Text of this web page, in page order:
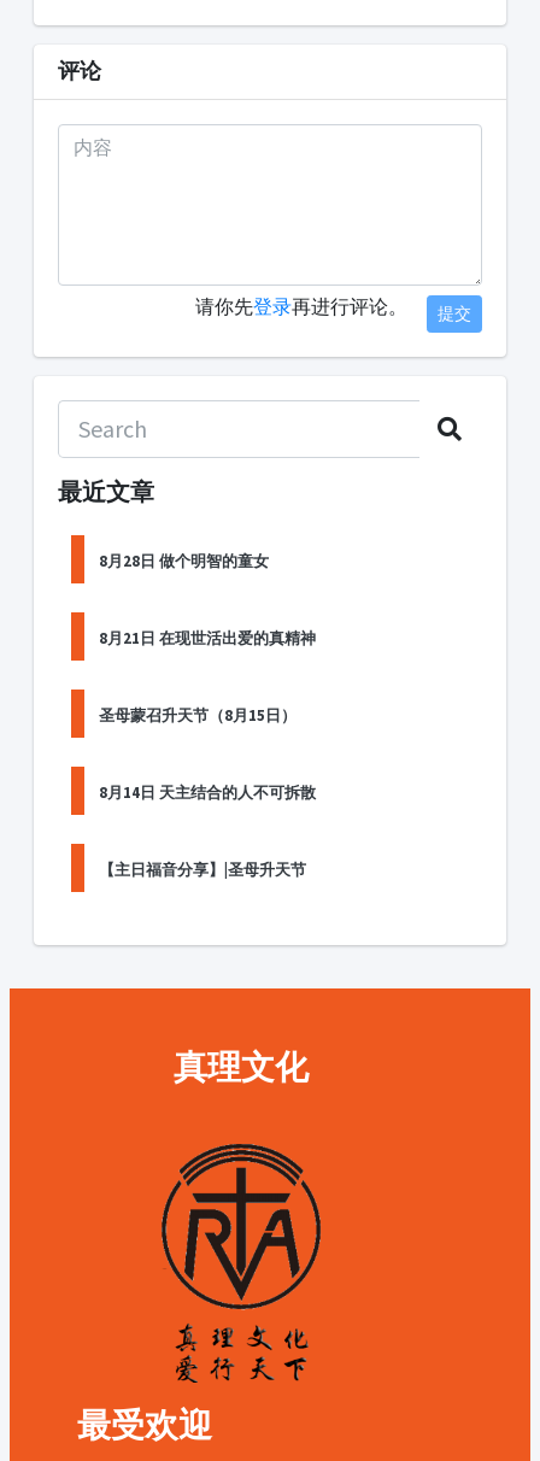
评论
请你先登录再进行评论。 提交
最近文章
8月28日 做个明智的童女
8月21日 在现世活出爱的真精神
圣母蒙召升天节（8月15日）
8月14日 天主结合的人不可拆散
【主日福音分享】|圣母升天节
真理文化
最受欢迎